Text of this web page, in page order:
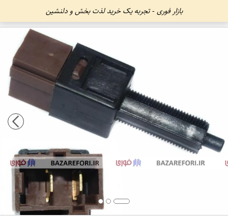
بازار فوری - تجربه یک خرید لذت بخش و دلنشین